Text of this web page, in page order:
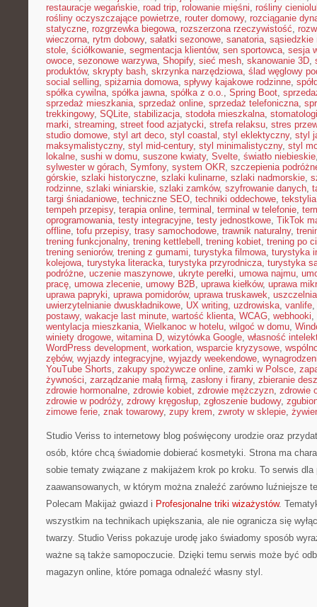
restauracje wegańskie, road trip, rolowanie mięśni, rośliny
rośliny oczyszczające powietrze, router domowy, rozciąganie
statyczne, rozgrzewka biegowa, rozszerzona rzeczywistość,
wieczorna, rytm dobowy, sałatki sezonowe, sanatoria, sąsiedzkie
stole, ściółkowanie, segmentacja klientów, sen sportowca, sesja
owoce, sezonowe warzywa, Shopify, sieć mesh, skanowanie 3D,
produktów, skrypty bash, skrzynka narzędziowa, ślad węglowy
social selling, spiżarnia domowa, spływy kajakowe rodzinne,
spółka cywilna, spółka jawna, spółka z o.o., Spring Boot,
sprzedaż mieszkania, sprzedaż online, sprzedaż telefoniczna,
trekkingowy, SQLite, stabilizacja, stodoła mieszkalna,
marki, streaming, street food azjatycki, strefa relaksu, stres
studio domowe, styl art deco, styl coastal , styl eklektyczny, styl
maksymalistyczny, styl mid-century, styl minimalistyczny, styl
lokalne, sushi w domu, suszone kwiaty, Svelte, światło niebieskie
sylwester w górach, Symfony, system OKR, szczepienia
górskie, szlaki historyczne, szlaki kulinarne, szlaki nadmorskie,
rodzinne, szlaki winiarskie, szlaki zamków, szyfrowanie danych,
targi śniadaniowe, techniczne SEO, techniki oddechowe,
tempeh przepisy, terapia online, terminal , terminal w telefonie,
oprogramowania, testy integracyjne, testy jednostkowe, TikTok
offline, tofu przepisy, trasy samochodowe, trawnik naturalny,
trening funkcjonalny, trening kettlebell , trening kobiet, trening po
trening seniorów, trening z gumami, turystyka filmowa, turystyka
kolejowa, turystyka literacka, turystyka przyrodnicza, turystyka
podróżne, uczenie maszynowe, ukryte perełki, umowa najmu,
pracę, umowa zlecenie, umowy B2B, uprawa kiełków, uprawa
uprawa papryki, uprawa pomidorów, uprawa truskawek,
uwierzytelnianie dwuskładnikowe, UX writing, uzdrowiska, vanlife,
postawy, wakacje last minute, wartość klienta, WCAG, webhooki,
wentylacja mieszkania, Wielkanoc w hotelu, wilgoć w domu,
winiety drogowe, witamina D, wizytówka Google, własność
WordPress development, workation, wsparcie kryzysowe,
zębów, wyjazdy integracyjne, wyjazdy weekendowe,
YouTube Shorts, zakupy spożywcze online, zamki w Polsce,
żywności, zarządzanie małą firmą, zasłony i firany, zbieranie
zdrowie hormonalne, zdrowie kobiet, zdrowie mężczyzn, zdrowie
zdrowie w podróży, zdrowy kręgosłup, zgłoszenie budowy,
zimowe ferie, znak towarowy, zupy krem, zwroty w sklepie,
Studio Veriss to internetowy blog poświęcony urodzie oraz
osób, które chcą świadomie dobierać kosmetyki. Strona ma
sobie tematy związane z makijażem krok po kroku. To serwis
zaawansowanych, w którym można znaleźć zarówno luźniejsze
Polecam Makijaż gwiazd i Profesjonalne triki wizażystów.
wszystkim na technikach upiększania, ale nie ogranicza się
twarzy. Studio Veriss pokazuje urodę jako świadomy sposób
ważne są także samopoczucie. Dzięki temu serwis może być
magazyn online, które pomaga odnaleźć własny styl.